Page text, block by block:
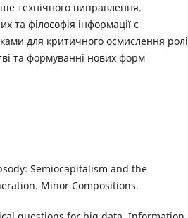
технічного виправлення.
та філософія інформації є
для критичного осмислення ролі
та формуванні нових форм
Semiocapitalism and the
Minor Compositions.